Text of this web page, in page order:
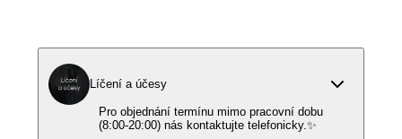
Líčení a účesy
Pro objednání termínu mimo pracovní dobu
(8:00-20:00) nás kontaktujte telefonicky.✨